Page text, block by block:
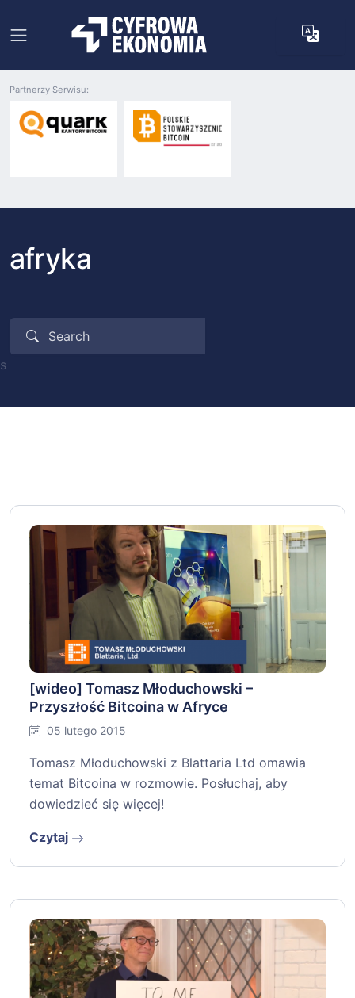
Partnerzy Serwisu:
afryka
s
[wideo] Tomasz Młoduchowski –
Przyszłość Bitcoina w Afryce
05 lutego 2015
Tomasz Młoduchowski z Blattaria Ltd omawia
temat Bitcoina w rozmowie. Posłuchaj, aby
dowiedzieć się więcej!
Czytaj